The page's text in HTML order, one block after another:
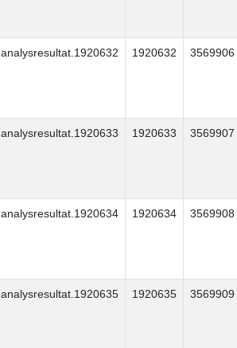
analysresultat.1920632 1920632 3569906
analysresultat.1920633 1920633 3569907
analysresultat.1920634 1920634 3569908
analysresultat.1920635 1920635 3569909